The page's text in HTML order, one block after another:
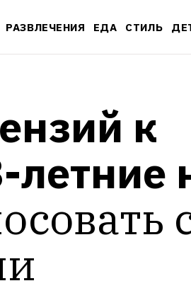
РАЗВЛЕЧЕНИЯ ЕДА СТИЛЬ
к